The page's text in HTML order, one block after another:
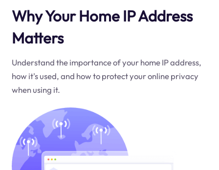
Why Your Home IP Address
Matters
Understand the importance of your home IP address,
how it's used, and how to protect your online privacy
when using it.